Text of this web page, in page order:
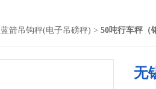
蓝箭吊钩秤(电子吊磅秤) > 50吨行车秤（
无